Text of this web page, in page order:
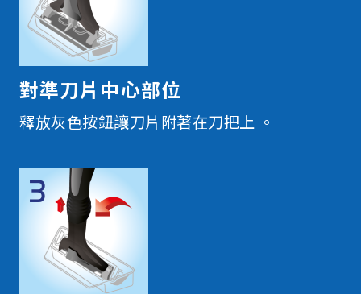
對準刀片中心部位
釋放灰色按鈕讓刀片附著在刀把上 。